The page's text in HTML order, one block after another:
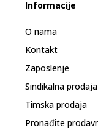
Informacije
O nama
Kontakt
Zaposlenje
Sindikalna prodaja
Timska prodaja
Pronađite